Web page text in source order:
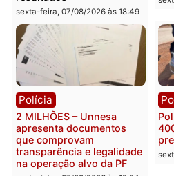
Política
Marcos Rogério apresenta
Plano de Governo com
228 projetos, metas
públicas e
acompanhamento de
resultados